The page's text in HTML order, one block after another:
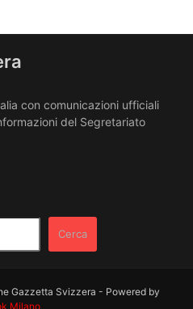
con comunicazioni ufficiali
del Segretariato
Cerca
Gazzetta Svizzera - Powered by
Milano